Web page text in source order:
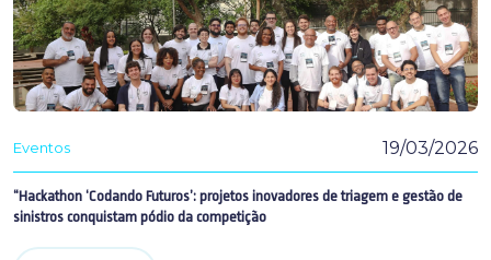
Eventos 19/03/2026
“Hackathon ‘Codando Futuros’: projetos inovadores de triagem e gestão de
sinistros conquistam pódio da competição